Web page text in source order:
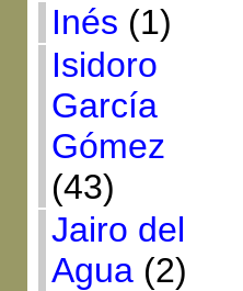
Inés (1)
Isidoro
García
Gómez
(43)
Jairo del
Agua(2)